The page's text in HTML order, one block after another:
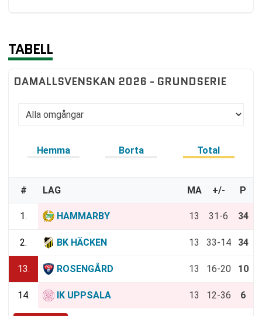
TABELL
DAMALLSVENSKAN 2026 - GRUNDSERIE
Hemma Borta Total
# LAG MA +/- P
1. HAMMARBY 13 31-6 34
2. BK HÄCKEN 13 33-14 34
13. ROSENGÅRD 13 16-20 10
14. IK UPPSALA 13 12-36 6